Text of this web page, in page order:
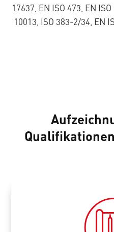
17637, EN ISO 473, EN
10013, ISO 383-2/34, EN